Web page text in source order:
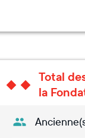
Total
la